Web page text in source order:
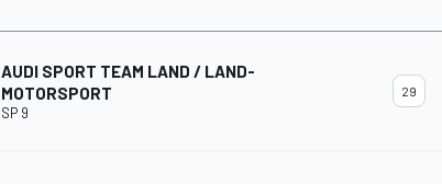
AUDI SPORT TEAM LAND / LAND-
MOTORSPORT
SP 9
29